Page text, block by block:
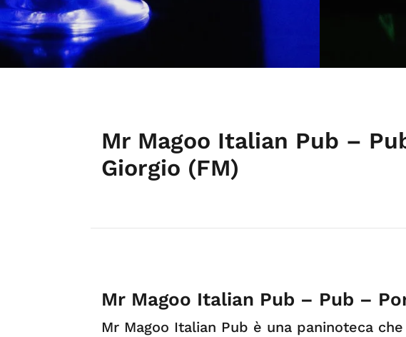
Mr Magoo Italian Pub –
Giorgio (FM)
Mr Magoo Italian Pub – Pub –
Mr Magoo Italian Pub è una paninoteca